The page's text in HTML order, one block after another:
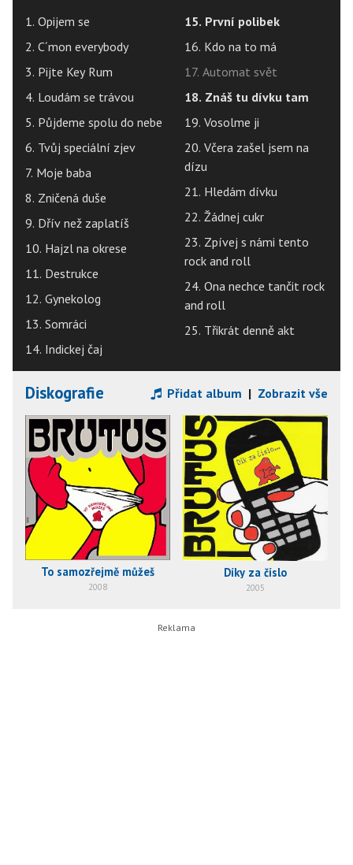
1. Opijem se
2. C´mon everybody
3. Pijte Key Rum
4. Loudám se trávou
5. Půjdeme spolu do nebe
6. Tvůj speciální zjev
7. Moje baba
8. Zničená duše
9. Dřív než zaplatíš
10. Hajzl na okrese
11. Destrukce
12. Gynekolog
13. Somráci
14. Indickej čaj
15. První polibek
16. Kdo na to má
17. Automat svět
18. Znáš tu dívku tam
19. Vosolme ji
20. Včera zašel jsem na
dízu
21. Hledám dívku
22. Žádnej cukr
23. Zpívej s námi tento
rock and roll
24. Ona nechce tančit rock
and roll
25. Třikrát denně akt
Diskografie Přidat album | Zobrazit vše
To samozřejmě můžeš
2008
Díky za číslo
2005